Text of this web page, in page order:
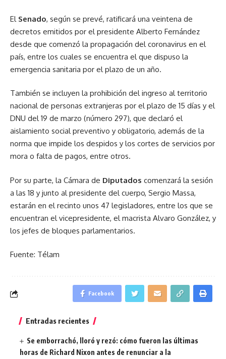
El Senado, según se prevé, ratificará una veintena de
decretos emitidos por el presidente Alberto Fernández
desde que comenzó la propagación del coronavirus en el
país, entre los cuales se encuentra el que dispuso la
emergencia sanitaria por el plazo de un año.
También se incluyen la prohibición del ingreso al territorio
nacional de personas extranjeras por el plazo de 15 días y el
DNU del 19 de marzo (número 297), que declaró el
aislamiento social preventivo y obligatorio, además de la
norma que impide los despidos y los cortes de servicios por
mora o falta de pagos, entre otros.
Por su parte, la Cámara de Diputados comenzará la sesión
a las 18 y junto al presidente del cuerpo, Sergio Massa,
estarán en el recinto unos 47 legisladores, entre los que se
encuentran el vicepresidente, el macrista Alvaro González, y
los jefes de bloques parlamentarios.
Fuente: Télam
Facebook
Entradas recientes
Se emborrachó, lloró y rezó: cómo fueron las últimas
horas de Richard Nixon antes de renunciar a la